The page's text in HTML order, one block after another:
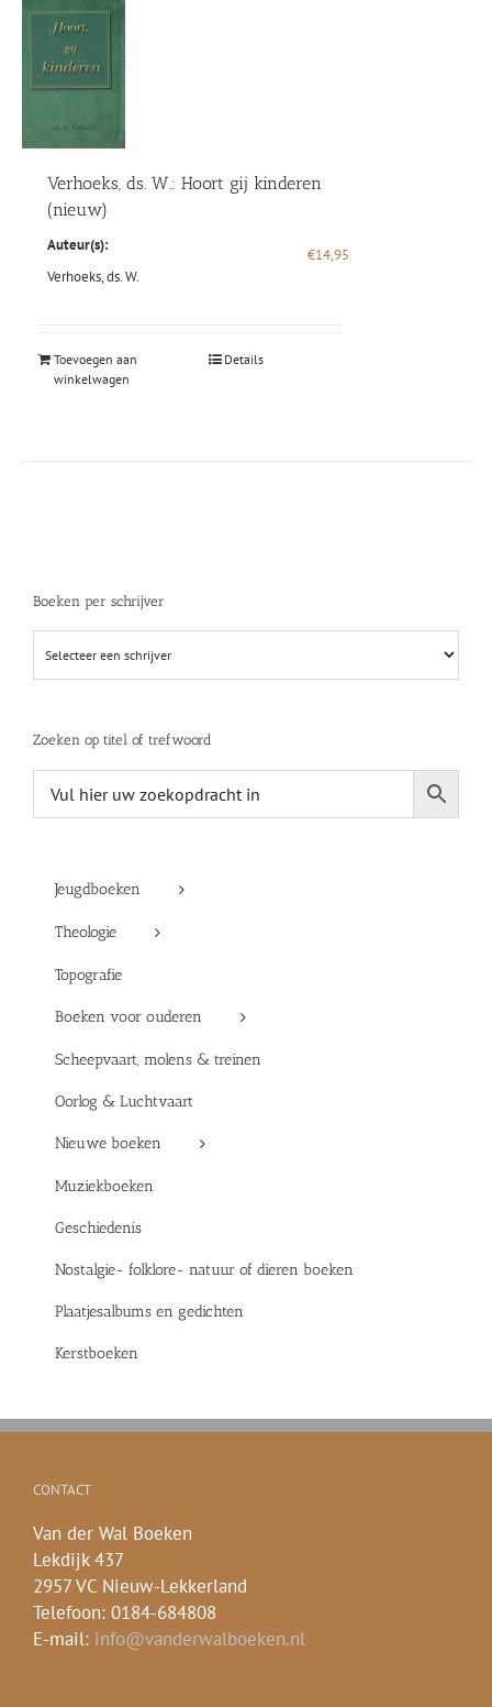
Verhoeks, ds. W.: Hoort gij kinderen
(nieuw)
Auteur(s):
Verhoeks, ds. W.
€14,95
Toevoegen aan
winkelwagen
Details
Boeken per schrijver
Zoeken op titel of trefwoord
Jeugdboeken
Theologie
Topografie
Boeken voor ouderen
Scheepvaart, molens & treinen
Oorlog & Luchtvaart
Nieuwe boeken
Muziekboeken
Geschiedenis
Nostalgie- folklore- natuur of dieren boeken
Plaatjesalbums en gedichten
Kerstboeken
CONTACT
Van der Wal Boeken
Lekdijk 437
2957 VC Nieuw-Lekkerland
Telefoon: 0184-684808
E-mail: info@vanderwalboeken.nl